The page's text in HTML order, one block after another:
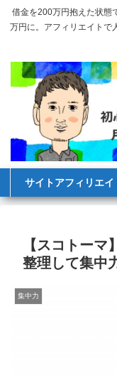
借金を200万円抱えた状態
万円に。アフィリエイトで
サイトアフィリエイ
【スコトー
整理して集中
集中力